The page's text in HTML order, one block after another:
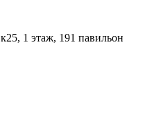
1 этаж, 191 павильон